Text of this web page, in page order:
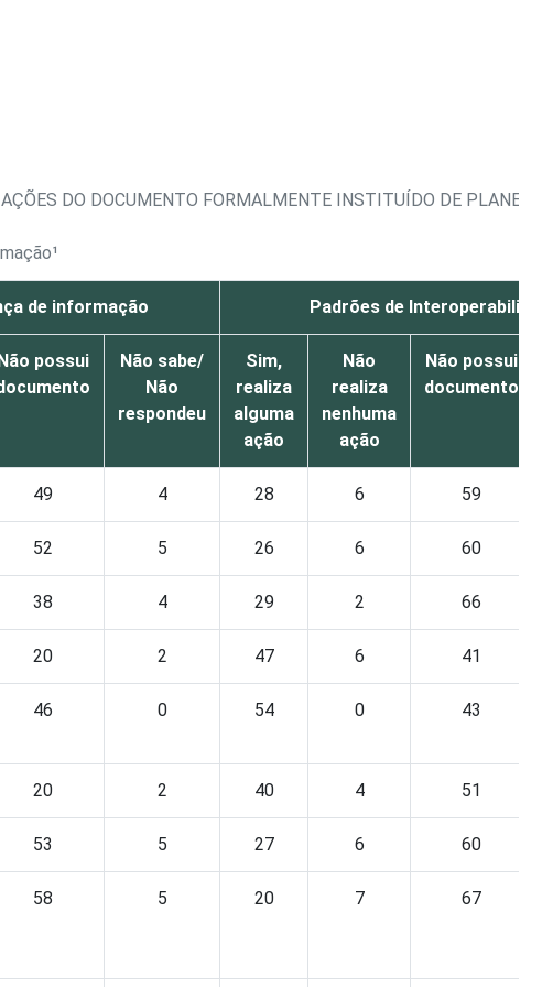
DO DOCUMENTO FORMALMENTE INSTITUÍDO DE
de informação Padrões de
possui
Não sabe/
Não
respondeu
Sim,
realiza
alguma
ação
Não
realiza
nenhuma
ação
Não possui
documento
49 4 28 6 59
52 5 26 6 60
38 4 29 2 66
20 2 47 6 41
46 0 54 0 43
20 2 40 4 51
53 5 27 6 60
58 5 20 7 67